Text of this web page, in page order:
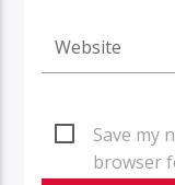
Save my
browser